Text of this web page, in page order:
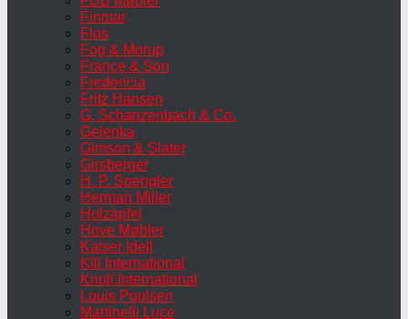
Finmar
Flos
Fog & Morup
France & Son
Fredericia
Fritz Hansen
G. Schanzenbach & Co.
Gelenka
Gimson & Slater
Girsberger
H. P. Spengler
Herman Miller
Holzäpfel
Hove Møbler
Kaiser Idell
Kill International
Knoll International
Louis Poulsen
Martinelli Luce